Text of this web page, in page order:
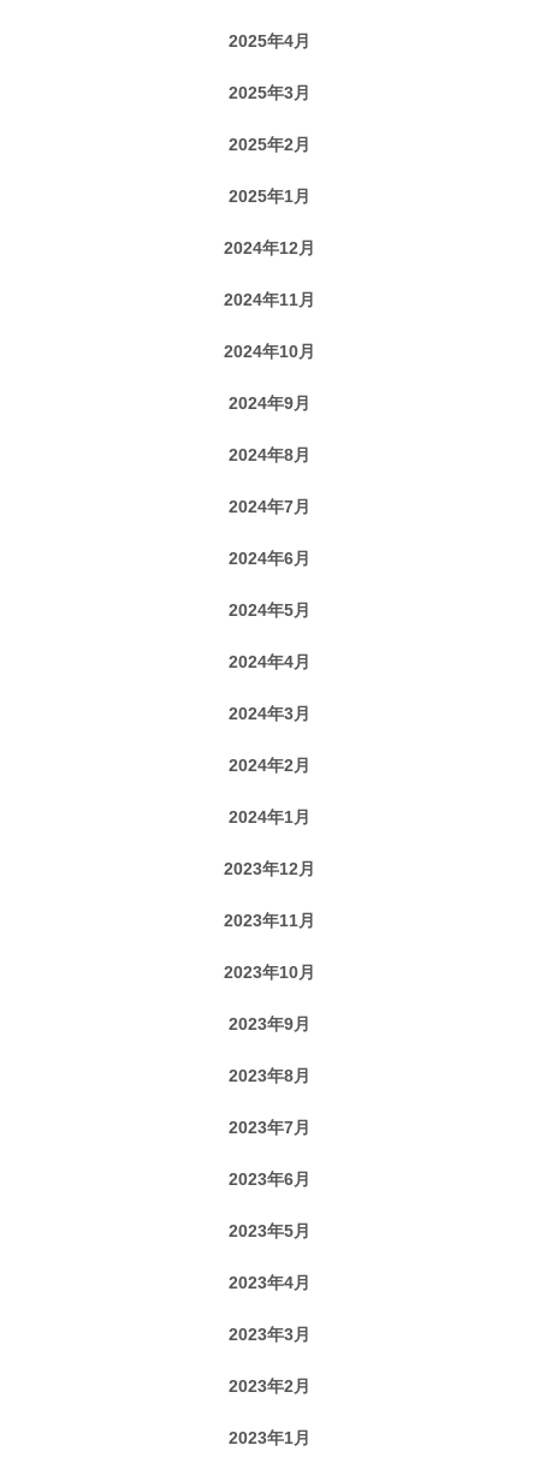
2025年4月
2025年3月
2025年2月
2025年1月
2024年12月
2024年11月
2024年10月
2024年9月
2024年8月
2024年7月
2024年6月
2024年5月
2024年4月
2024年3月
2024年2月
2024年1月
2023年12月
2023年11月
2023年10月
2023年9月
2023年8月
2023年7月
2023年6月
2023年5月
2023年4月
2023年3月
2023年2月
2023年1月